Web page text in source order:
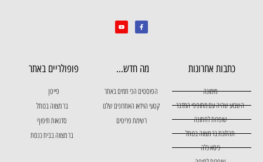
כתבות אחרונות
מימונה
השבוע שהיה עם מתופפי המדבר
שופרות לחתונה
תהלוכת בר מצווה בכותל
כיסא כלה
מה חדש...
הפוסטים הכי חמים באתר
קטעי הוידאו האחרונים שלנו
רשימת פריטים
פופולריים באתר
פייטן
בר מצווה בכותל
סדנאות תיפוף
בר מצווה בבית כנסת